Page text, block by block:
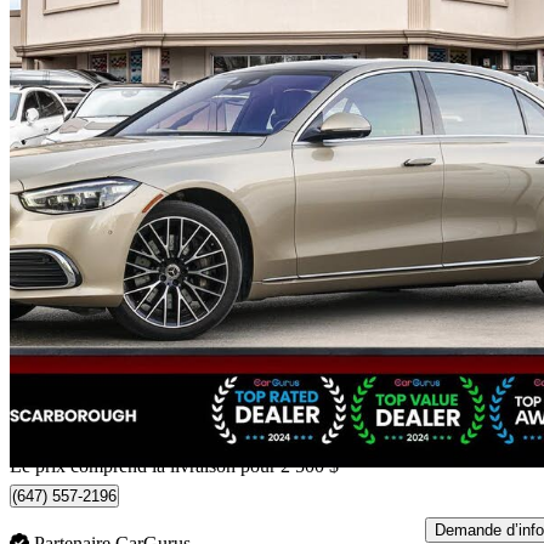
2023 Mercedes-Benz S-Class
S 580 4MATIC AWD57 857 km
110 488 $ Bonne
1 920 $/mois env.
Livraison à domicile de Scarborough, ON
Le prix comprend la livraison pour 2 500 $
(647) 557-2196
Demande d’info